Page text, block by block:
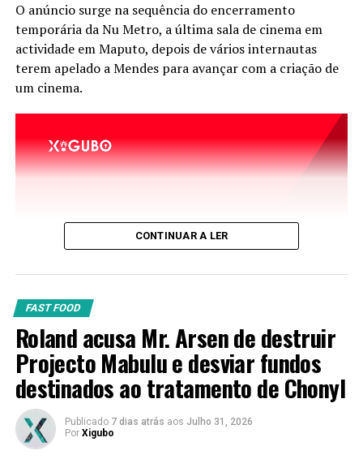
vida sustentável: fortaleça o que funciona.”
O anúncio surge na sequência do encerramento
temporária da Nu Metro, a última sala de cinema em
actividade em Maputo, depois de vários internautas
terem apelado a Mendes para avançar com a criação de
um cinema.
CONTINUAR A LER
FAST FOOD
Roland acusa Mr. Arsen de destruir
Projecto Mabulu e desviar fundos
destinados ao tratamento de Chonyl
Publicado 7 dias atrás aos Julho 31, 2026
Por Xigubo